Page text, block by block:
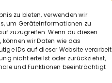
zu bieten, verwenden wir
um Geräteinformationen zu
zuzugreifen. Wenn du diesen
wir Daten wie das
IDs auf dieser Website
nicht erteilst oder zurückziehst,
und Funktionen beeinträchtigt
BusinessMind